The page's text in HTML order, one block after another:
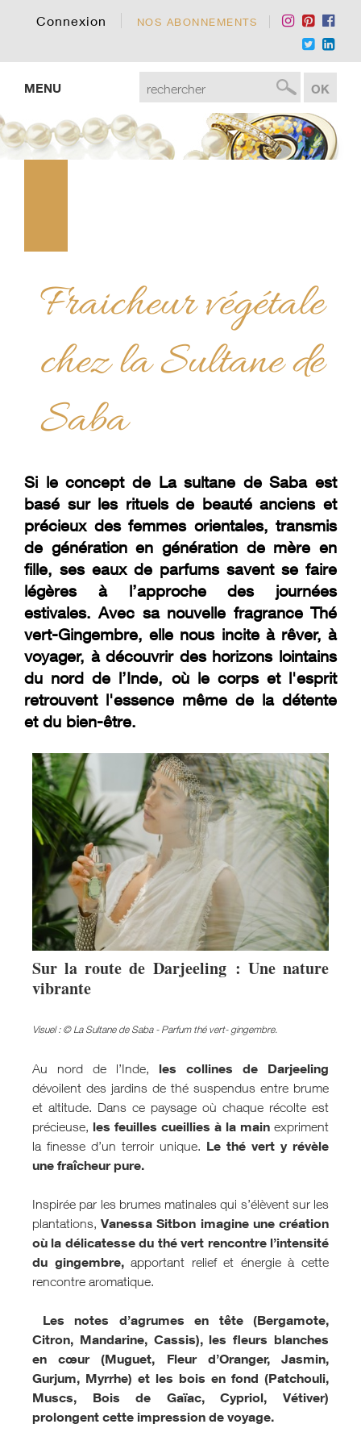
Connexion NOS ABONNEMENTS
MENU
Fraicheur végétale
chez la Sultane de
Saba
Si le concept de La sultane de Saba est
basé sur les rituels de beauté anciens et
précieux des femmes orientales, transmis
de génération en génération de mère en
fille, ses eaux de parfums savent se faire
légères à l’approche des journées
estivales. Avec sa nouvelle fragrance Thé
vert-Gingembre, elle nous incite à rêver, à
voyager, à découvrir des horizons lointains
du nord de l’Inde, où le corps et l'esprit
retrouvent l'essence même de la détente
et du bien-être.
Sur la route de Darjeeling : Une nature
vibrante
Visuel : © La Sultane de Saba - Parfum thé vert- gingembre.
Au nord de l’Inde, les collines de Darjeeling
dévoilent des jardins de thé suspendus entre brume
et altitude. Dans ce paysage où chaque récolte est
précieuse, les feuilles cueillies à la main expriment
la finesse d’un terroir unique. Le thé vert y révèle
une fraîcheur pure.
Inspirée par les brumes matinales qui s’élèvent sur les
plantations,Vanessa Sitbon imagine une création
où la délicatesse du thé vert rencontre l’intensité
du gingembre,apportant relief et énergie à cette
rencontre aromatique.
Les notes d’agrumes en tête (Bergamote,
Citron, Mandarine, Cassis), les fleurs blanches
en cœur (Muguet, Fleur d’Oranger, Jasmin,
Gurjum, Myrrhe) et les bois en fond (Patchouli,
Muscs, Bois de Gaïac, Cypriol, Vétiver)
prolongent cette impression de voyage.